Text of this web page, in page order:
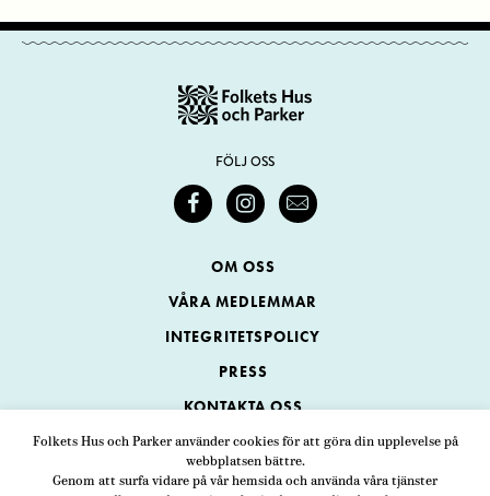
Folkets Hus och Parker använder cookies för att göra din upplevelse på
webbplatsen bättre.
Genom att surfa vidare på vår hemsida och använda våra tjänster
FÖLJ OSS
OM OSS
VÅRA MEDLEMMAR
INTEGRITETSPOLICY
PRESS
KONTAKTA OSS
Folkets Hus och Parker